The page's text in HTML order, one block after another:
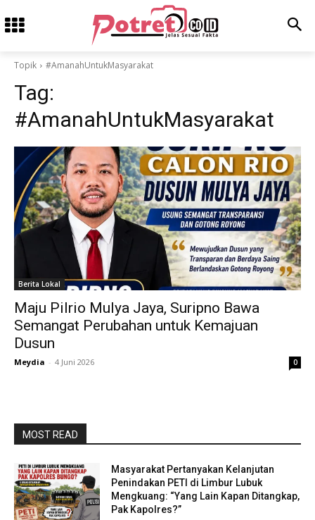
Topik #AmanahUntukMasyarakat
Tag:
#AmanahUntukMasyarakat
Berita Lokal
Maju Pilrio Mulya Jaya, Suripno Bawa
Semangat Perubahan untuk Kemajuan
Dusun
Meydia - 4 Juni 2026 0
MOST READ
Masyarakat Pertanyakan Kelanjutan
Penindakan PETI di Limbur Lubuk
Mengkuang: “Yang Lain Kapan Ditangkap,
Pak Kapolres?”